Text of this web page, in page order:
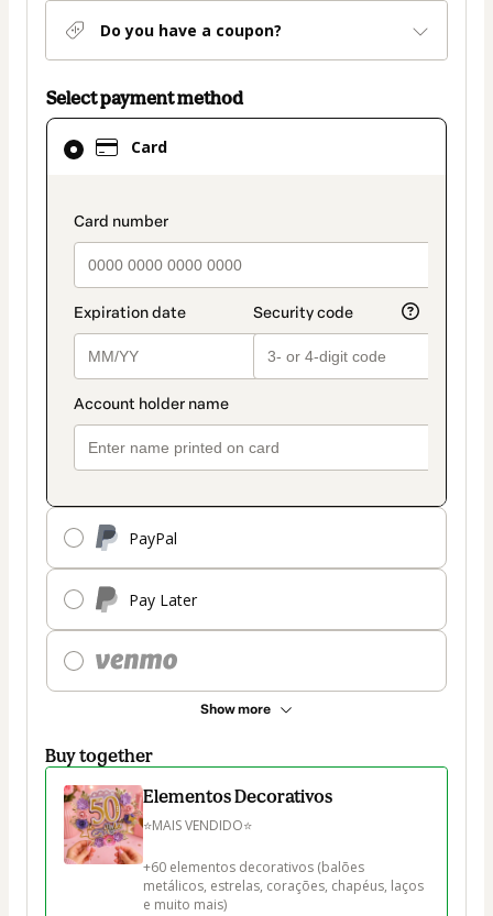
Do you have a coupon?
Select payment method
Card
payment_data.section_title_v2
PayPal
Pay Later
Show more
Card
selected
method
Buy together
Elementos Decorativos
⭐MAIS VENDIDO⭐
+60 elementos decorativos (balões
metálicos, estrelas, corações, chapéus, laços
e muito mais)